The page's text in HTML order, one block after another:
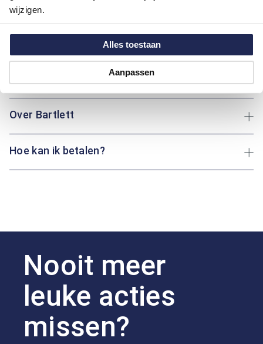
wijzigen.
Alles toestaan
Aanpassen
Kleur:
Pasvorm:
Regular Fit
Uni motief
Over Bartlett
Hoe kan ik betalen?
Nooit meer
leuke acties
missen?